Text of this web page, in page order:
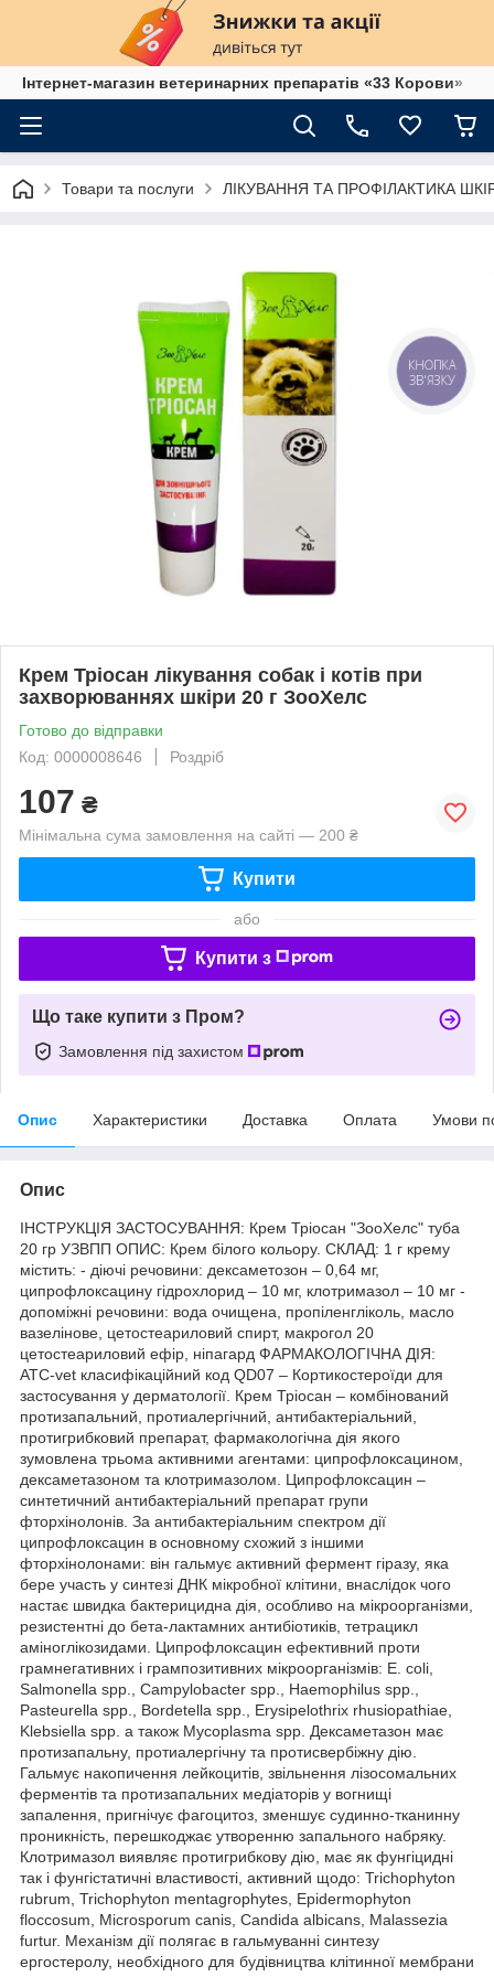
Інтернет-магазин ветеринарних препаратів «33 Корови»
Товари та послуги ЛІКУВАННЯ ТА ПРОФІЛАКТИКА
Крем Тріосан лікування собак і котів при
захворюваннях шкіри 20 г ЗооХелс
Готово до відправки
Код: 0000008646
Роздріб
107 ₴
Мінімальна сума замовлення на сайті — 200 ₴
Купити
або
Купити з
Що таке купити з Пром?
Замовлення під захистом
Опис Характеристики Доставка Оплата Умови
Опис
ІНСТРУКЦІЯ ЗАСТОСУВАННЯ: Крем Тріосан "ЗооХелс" туба
20 гр УЗВПП ОПИС: Крем білого кольору. СКЛАД: 1 г крему
містить: - діючі речовини: дексаметозон – 0,64 мг,
ципрофлоксацину гідрохлорид – 10 мг, клотримазол – 10 мг -
допоміжні речовини: вода очищена, пропіленгліколь, масло
вазелінове, цетостеариловий спирт, макрогол 20
цетостеариловий ефір, ніпагард ФАРМАКОЛОГІЧНА ДІЯ:
ATC-vet класифікаційний код QD07 – Кортикостероїди для
застосування у дерматології. Крем Тріосан – комбінований
протизапальний, протиалергічний, антибактеріальний,
протигрибковий препарат, фармакологічна дія якого
зумовлена трьома активними агентами: ципрофлоксацином,
дексаметазоном та клотримазолом. Ципрофлоксацин –
синтетичний антибактеріальний препарат групи
фторхінолонів. За антибактеріальним спектром дії
ципрофлоксацин в основному схожий з іншими
фторхінолонами: він гальмує активний фермент гіразу, яка
бере участь у синтезі ДНК мікробної клітини, внаслідок чого
настає швидка бактерицидна дія, особливо на мікроорганізми,
резистентні до бета-лактамних антибіотиків, тетрацикл
аміноглікозидами. Ципрофлоксацин ефективний проти
грамнегативних і грампозитивних мікроорганізмів: Е. coli,
Salmonella spp., Campylobacter spp., Haemophilus spp.,
Pasteurella spp., Bordetella spp., Erysipelothrix rhusiopathiae,
Klebsiella spp. а також Mycoplasma spp. Дексаметазон має
протизапальну, протиалергічну та протисвербіжну дію.
Гальмує накопичення лейкоцитів, звільнення лізосомальних
ферментів та протизапальних медіаторів у вогнищі
запалення, пригнічує фагоцитоз, зменшує судинно-тканинну
проникність, перешкоджає утворенню запального набряку.
Клотримазол виявляє протигрибкову дію, має як фунгіцидні
так і фунгістатичні властивості, активний щодо: Trichophyton
rubrum, Trichophyton mentagrophytes, Epidermophyton
floccosum, Microsporum canis, Candida albicans, Malassezia
furtur. Механізм дії полягає в гальмуванні синтезу
ергостеролу, необхідного для будівництва клітинної мембрани
КНОПКА
ЗВ'ЯЗКУ